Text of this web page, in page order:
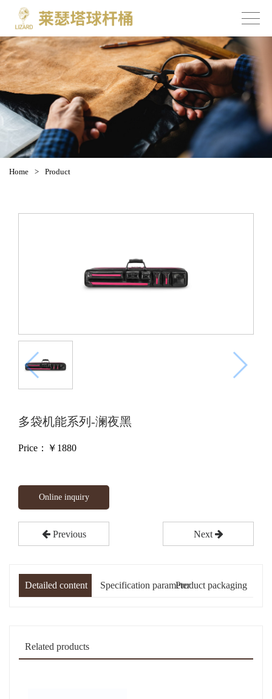
Home > Product
多袋机能系列-澜夜黑
Price：￥ 1880
Online inquiry
Previous Next
Detailed content Specification parameterProduct packaging
Related products